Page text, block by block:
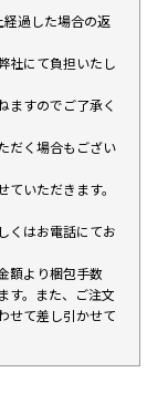
過した場合の返
社にて負担いたし
ますのでご了承く
だく場合もござい
いただきます。
くはお電話にてお
額より梱包手数
す。また、ご注文
せて差し引かせて